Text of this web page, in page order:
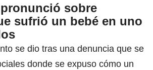
sobre
sufrió un bebé en uno
se dio tras una denuncia que se
donde se expuso cómo un